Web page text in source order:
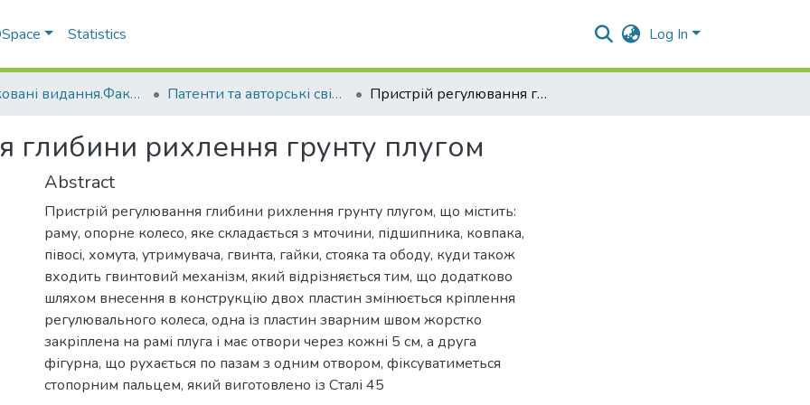
Statistics Log In
Друковані видання.Факультет інженерно-технологічний Патенти та авторські свідоцтва. Факультет інженерно-технологічний Пристрій регулювання глибини рихлення грунту плугом
глибини рихлення грунту плугом
Abstract
Пристрій регулювання глибини рихлення грунту плугом, що містить:
раму, опорне колесо, яке складається з мточини, підшипника, ковпака,
півосі, хомута, утримувача, гвинта, гайки, стояка та ободу, куди також
входить гвинтовий механізм, який відрізняється тим, що додатково
шляхом внесення в конструкцію двох пластин змінюється кріплення
регулювального колеса, одна із пластин зварним швом жорстко
закріплена на рамі плуга і має отвори через кожні 5 см, а друга
фігурна, що рухається по пазам з одним отвором, фіксуватиметься
стопорним пальцем, який виготовлено із Сталі 45